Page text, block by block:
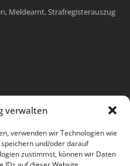
verwalten
verwenden wir Technologien wie
und/oder darauf
zustimmst, können wir Daten
Meldeamt, Strafregisterauszug